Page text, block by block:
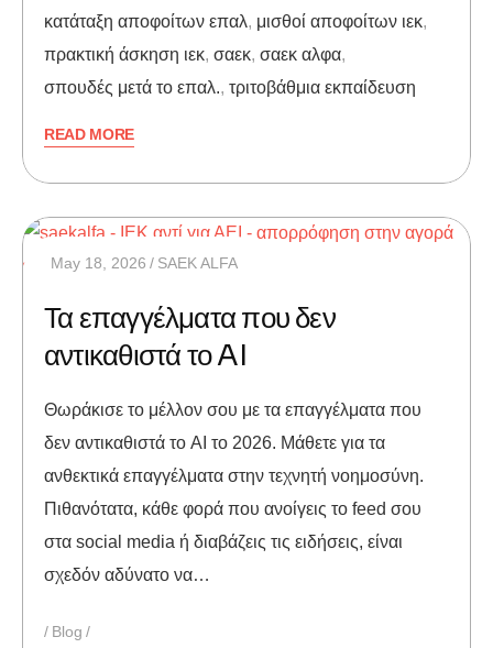
κατάταξη αποφοίτων επαλ, μισθοί αποφοίτων ιεκ,
πρακτική άσκηση ιεκ, σαεκ, σαεκ αλφα,
σπουδές μετά το επαλ., τριτοβάθμια εκπαίδευση
READ MORE
May 18, 2026 SAEK ALFA
Τα επαγγέλματα που δεν
αντικαθιστά το AI
Θωράκισε το μέλλον σου με τα επαγγέλματα που
δεν αντικαθιστά το AI το 2026. Μάθετε για τα
ανθεκτικά επαγγέλματα στην τεχνητή νοημοσύνη.
Πιθανότατα, κάθε φορά που ανοίγεις το feed σου
στα social media ή διαβάζεις τις ειδήσεις, είναι
σχεδόν αδύνατο να…
Blog